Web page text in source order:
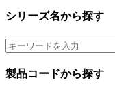
シリーズ名から探す
製品コードから探す